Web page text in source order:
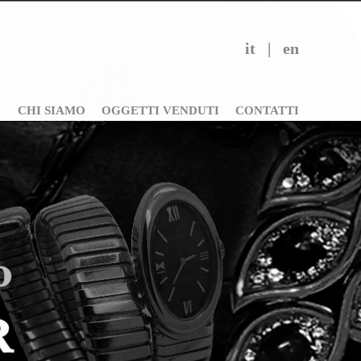
it | en
CHI SIAMO OGGETTI VENDUTI CONTATTI